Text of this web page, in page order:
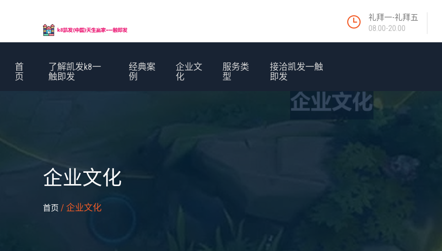
礼拜一-礼拜五
08.00-20.00
首
页
了解凯发k8一
触即发
经典案
例
企业文
化
服务类
型
接洽凯发一触
即发
企业文化
首页 / 企业文化